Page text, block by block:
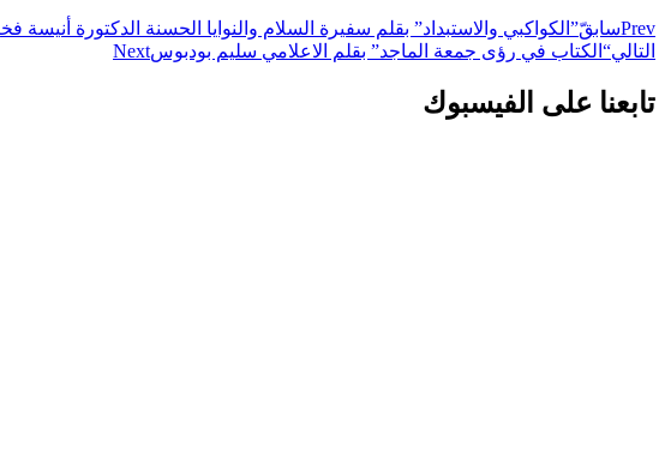
Prevسابقّ”الكواكبي والاستبداد” بقلم سفيرة السلام والنوايا الحسنة الدكتورة أنيسة
التالي“الكتاب في رؤى جمعة الماجد” بقلم الاعلامي سليم بودبوسNext
تابعنا على الفيسبوك